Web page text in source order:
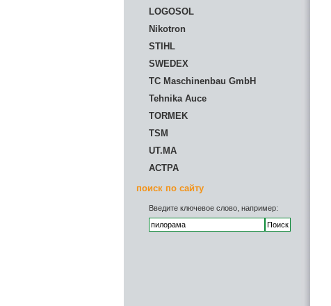
LOGOSOL
Nikotron
STIHL
SWEDEX
TC Maschinenbau GmbH
Tehnika Auce
TORMEK
TSM
UT.MA
АСТРА
поиск по сайту
Введите ключевое слово, например: